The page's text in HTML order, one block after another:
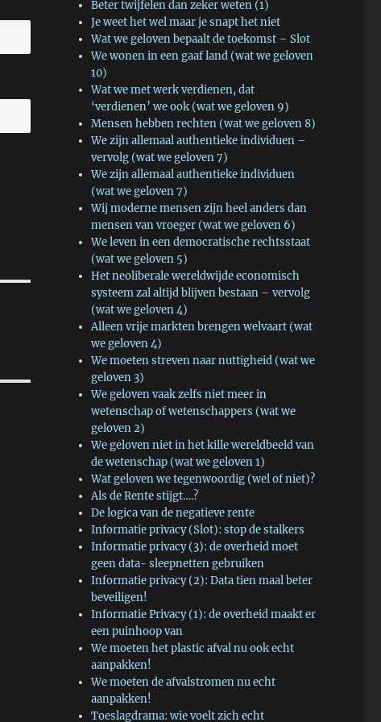
Beter twijfelen dan zeker weten (1)
Je weet het wel maar je snapt het niet
Wat we geloven bepaalt de toekomst – Slot
We wonen in een gaaf land (wat we geloven
10)
Wat we met werk verdienen, dat
‘verdienen’ we ook (wat we geloven 9)
Mensen hebben rechten (wat we geloven 8)
We zijn allemaal authentieke individuen –
vervolg (wat we geloven 7)
We zijn allemaal authentieke individuen
(wat we geloven 7)
Wij moderne mensen zijn heel anders dan
mensen van vroeger (wat we geloven 6)
We leven in een democratische rechtsstaat
(wat we geloven 5)
Het neoliberale wereldwijde economisch
systeem zal altijd blijven bestaan – vervolg
(wat we geloven 4)
Alleen vrije markten brengen welvaart (wat
we geloven 4)
We moeten streven naar nuttigheid (wat we
geloven 3)
We geloven vaak zelfs niet meer in
wetenschap of wetenschappers (wat we
geloven 2)
We geloven niet in het kille wereldbeeld van
de wetenschap (wat we geloven 1)
Wat geloven we tegenwoordig (wel of niet)?
Als de Rente stijgt….?
De logica van de negatieve rente
Informatie privacy (Slot): stop de stalkers
Informatie privacy (3): de overheid moet
geen data- sleepnetten gebruiken
Informatie privacy (2): Data tien maal beter
beveiligen!
Informatie Privacy (1): de overheid maakt er
een puinhoop van
We moeten het plastic afval nu ook echt
aanpakken!
We moeten de afvalstromen nu echt
aanpakken!
Toeslagdrama: wie voelt zich echt